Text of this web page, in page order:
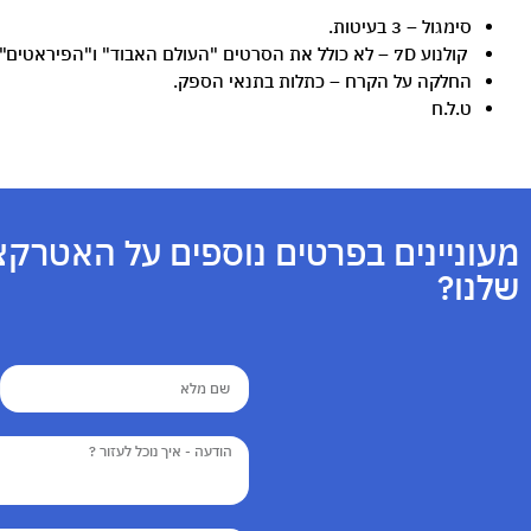
סימגול – 3 בעיטות.
קולנוע 7D – לא כולל את הסרטים "העולם האבוד" ו"הפיראטים".
החלקה על הקרח – כתלות בתנאי הספק.
ט.ל.ח
מעוניינים בפרטים נוספים על
שלנו?